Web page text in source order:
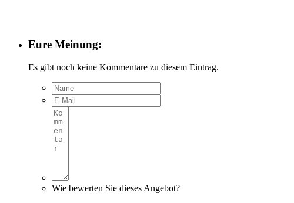
Eure Meinung:
Es gibt noch keine Kommentare zu diesem Eintrag.
Wie bewerten Sie dieses Angebot?